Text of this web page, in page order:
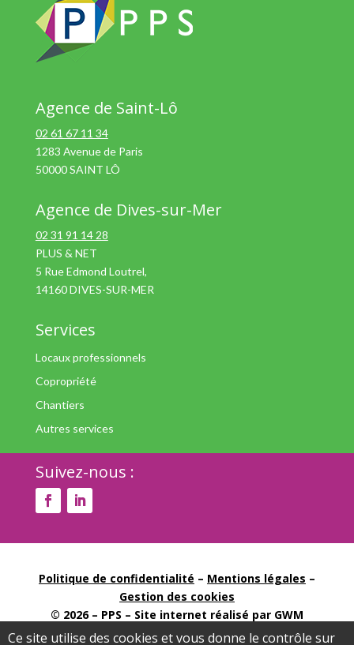
Agence de Saint-Lô
02 61 67 11 34
1283 Avenue de Paris
50000 SAINT LÔ
Agence de Dives-sur-Mer
02 31 91 14 28
PLUS & NET
5 Rue Edmond Loutrel,
14160 DIVES-SUR-MER
Services
Locaux professionnels
Copropriété
Chantiers
Autres services
Suivez-nous :
Politique de confidentialité – Mentions légales –
Gestion des cookies
© 2026 – PPS – Site internet réalisé par GWM
Agency –Agence web à Caen
Ce site utilise des cookies et vous donne le contrôle sur